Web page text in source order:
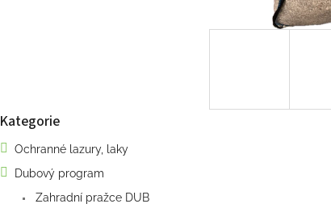
Přeskočit
Kategorie
Ochranné lazury, laky
Dubový program
Zahradní pražce DUB